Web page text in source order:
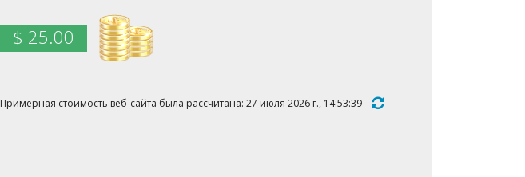
$ 25.00
Примерная стоимость веб-сайта была рассчитана: 27 июля 2026 г., 14:53:39